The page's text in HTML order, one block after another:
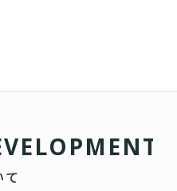
VELOPM ENT